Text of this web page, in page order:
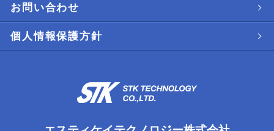
お問い合わせ
個人情報保護方針